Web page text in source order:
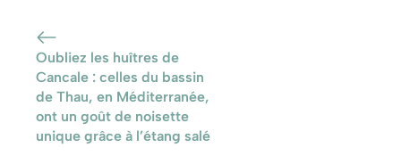
encore plus beau
sous la lumière
d’automne
Oubliez les huîtres de
Cancale : celles du bassin
de Thau, en Méditerranée,
ont un goût de noisette
unique grâce à l’étang salé